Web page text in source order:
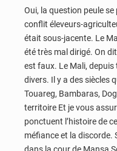
Oui, la question peule
conflit éleveurs-
était sous-jacente. Le
été très mal dirigé. On
est faux. Le Mali,
divers. Il y a des siècles
Touareg, Bambaras,
territoire Et je vous
ponctuent l’histoire de
méfiance et la discorde.